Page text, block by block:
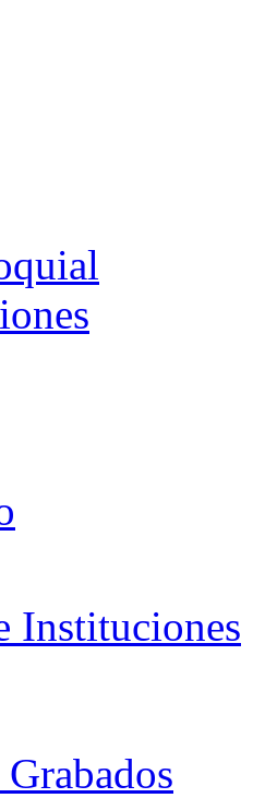
Instituciones